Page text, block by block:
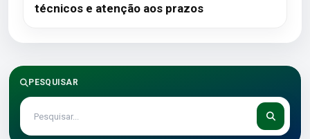
técnicos e atenção aos prazos
PESQUISAR